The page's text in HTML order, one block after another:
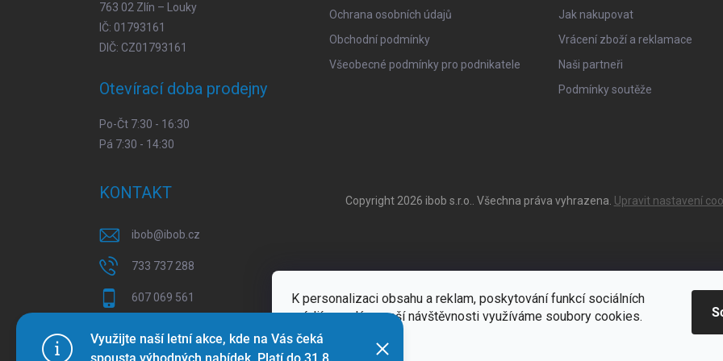
K personalizaci obsahu a reklam, poskytování funkcí sociálních
médií a analýze naší návštěvnosti využíváme soubory cookies.
Více informací
Využijte naší letní akce, kde na Vás čeká
763 02 Zlín – Louky
IČ: 01793161
DIČ: CZ01793161
Otevírací doba prodejny
Po-Čt 7:30 - 16:30
Pá 7:30 - 14:30
Ochrana osobních údajů
Obchodní podmínky
Všeobecné podmínky pro podnikatele
Jak nakupovat
Vrácení zboží a reklamace
Naši partneři
Podmínky soutěže
KONTAKT
ibob@ibob.cz
733 737 288
607 069 561
Copyright 2026 ibob s.r.o. . Všechna práva vyhrazena. Upravit nastavení